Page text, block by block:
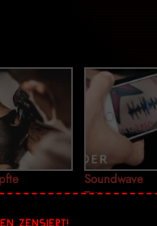
Soundwave
Tattoos
zensiert!